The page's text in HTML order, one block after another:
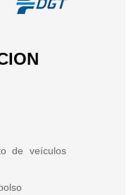
de veículos